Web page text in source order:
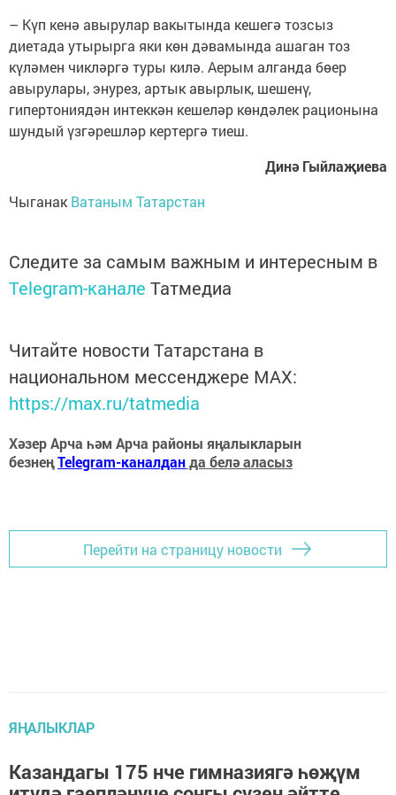
– Күп кенә авырулар вакытында кешегә тозсыз
диетада утырырга яки көн дәвамында ашаган тоз
күләмен чикләргә туры килә. Аерым алганда бөер
авырулары, энурез, артык авырлык, шешенү,
гипертониядән интеккән кешеләр көндәлек рационына
шундый үзгәрешләр кертергә тиеш.
Динә Гыйлаҗиева
Чыганак Ватаным Татарстан
Следите за самым важным и интересным в
Telegram-канале Татмедиа
Читайте новости Татарстана в
национальном мессенджере MАХ:
https://max.ru/tatmedia
Хәзер Арча һәм Арча районы яңалыкларын
безнеңTelegram-каналданда белә аласыз
Перейти на страницу новости
ЯҢАЛЫКЛАР
Казандагы 175 нче гимназиягә һөҗүм